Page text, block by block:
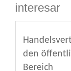
interesar
den
Bereich